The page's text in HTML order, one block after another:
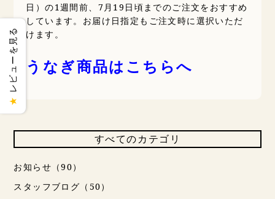
日）の1週間前、7月19日頃までのご注文をおすすめ
しています。お届け日指定もご注文時に選択いただ
けます。
うなぎ商品はこちらへ
すべてのカテゴリ
お知らせ（90）
スタッフブログ（50）
★
レビューを見る